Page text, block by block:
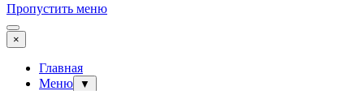
Пропустить меню
×
Главная
Меню
▼